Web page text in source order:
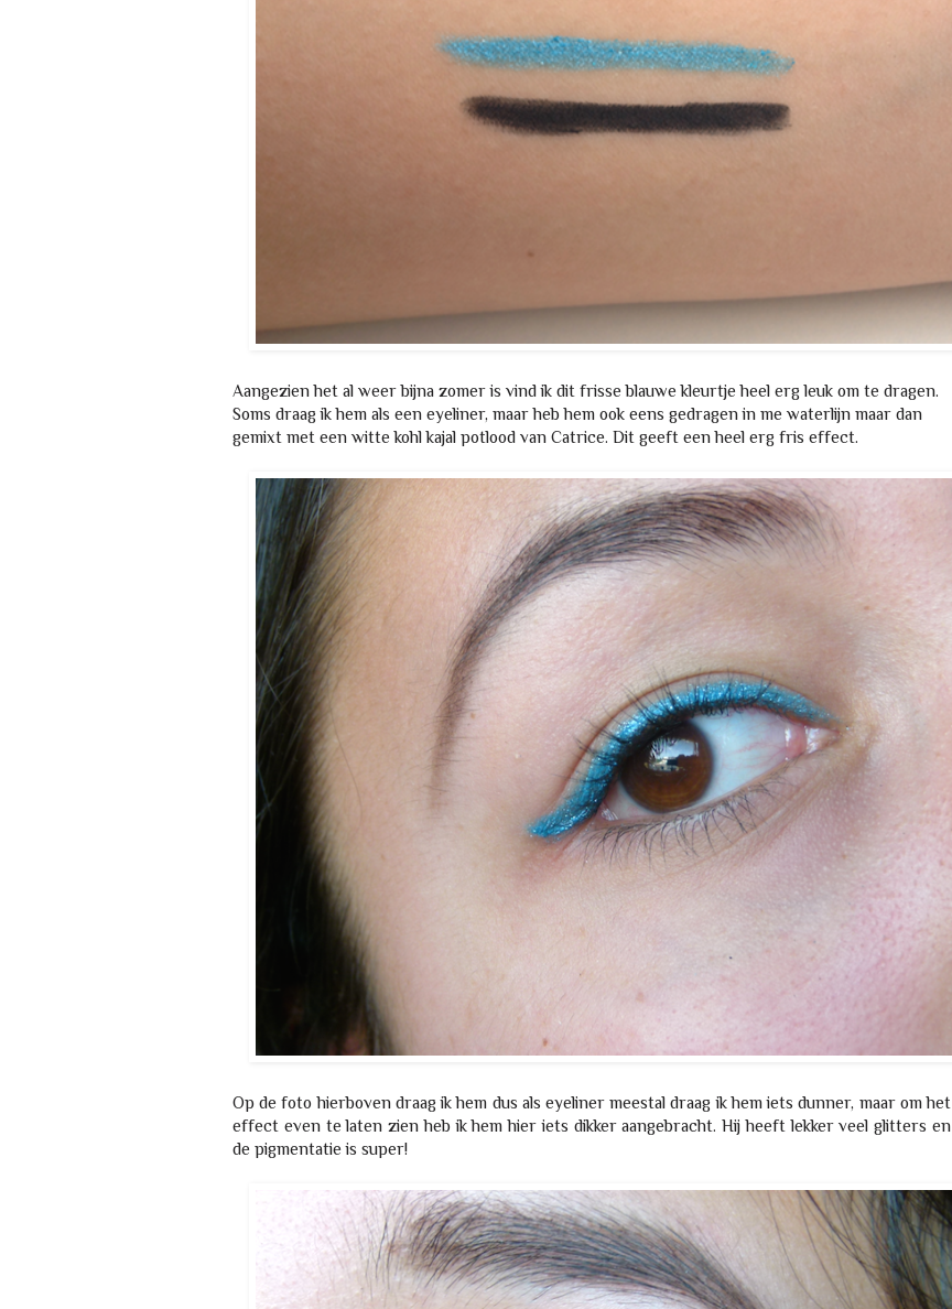
Aangezien het al weer bijna zomer is vind ik dit frisse blauwe kleurtje heel erg leuk om te dragen.
Soms draag ik hem als een eyeliner, maar heb hem ook eens gedragen in me waterlijn maar dan
gemixt met een witte kohl kajal potlood van Catrice. Dit geeft een heel erg fris effect.
Op de foto hierboven draag ik hem dus als eyeliner meestal draag ik hem iets dunner, maar om het
effect even te laten zien heb ik hem hier iets dikker aangebracht. Hij heeft lekker veel glitters en
de pigmentatie is super!